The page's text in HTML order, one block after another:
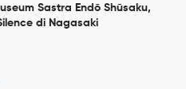
Sastra Endō Shūsaku,
di Nagasaki